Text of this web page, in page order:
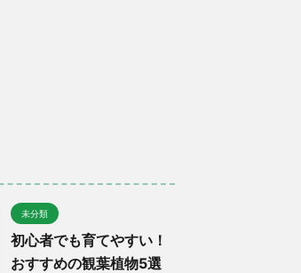
未分類
初心者でも育てやすい！
おすすめの観葉植物5選